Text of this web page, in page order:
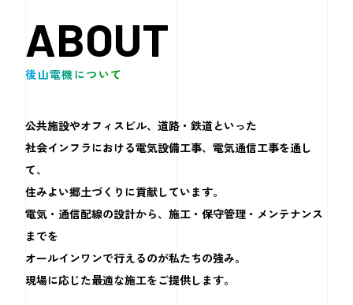
ABOUT
後山電機について
公共施設やオフィスビル、道路・鉄道といった
社会インフラにおける電気設備工事、電気通信工事を通し
て、
住みよい郷土づくりに貢献しています。
電気・通信配線の設計から、施工・保守管理・メンテナンス
までを
オールインワンで行えるのが私たちの強み。
現場に応じた最適な施工をご提供します。